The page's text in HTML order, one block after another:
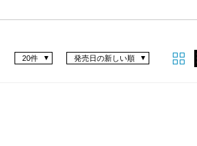
発売日の新しい順
20件